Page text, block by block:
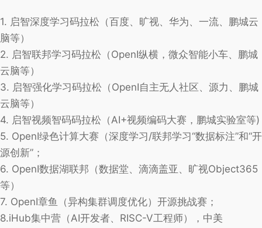
1. 启智深度学习码拉松（百度、旷视、华为、一流、鹏城云
脑等）
2. 启智联邦学习码拉松（OpenI纵横，微众智能小车、鹏城
云脑等）
3. 启智强化学习码拉松（OpenI自主无人社区、源力、鹏城
云脑等）
4. 启智视频智码码拉松（AI+视频编码大赛，鹏城实验室等)
5. OpenI绿色计算大赛（深度学习/联邦学习“数据标注”和“开
源创新”；
6. OpenI数据湖联邦（数据堂、滴滴盖亚、旷视Object365
等）
7. OpenI章鱼（异构集群调度优化）开源挑战赛；
8.iHub集中营（AI开发者、RISC-V工程师），中美